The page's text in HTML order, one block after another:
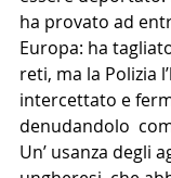
ha provato ad
Europa: ha
reti, ma la Polizia
intercettato e
denudandolo
Un’ usanza degli